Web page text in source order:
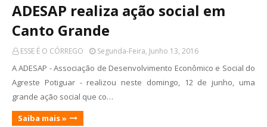
ADESAP realiza ação social em
Canto Grande
ESSE É O CÓRREGO Segunda-Feira, Junho 13, 2016
A ADESAP - Associação de Desenvolvimento Econômico e Social do
Agreste Potiguar - realizou neste domingo, 12 de junho, uma
grande ação social que co…
Saiba mais »